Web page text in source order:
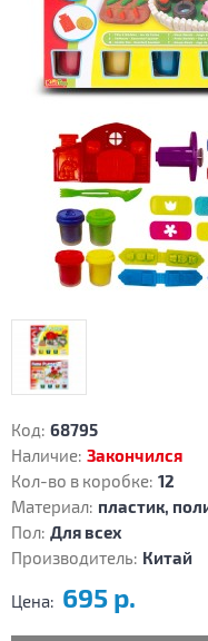
Код: 68795
Наличие: Закончился
Кол-во в коробке: 12
Материал: пластик,
Пол: Для всех
Производитель: Китай
Цена: 695 р.